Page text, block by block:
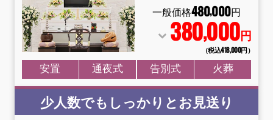
一般価格480,000円
380,000円
（税込418,000円）
安置 通夜式 告別式 火葬
少人数でもしっかりとお見送り